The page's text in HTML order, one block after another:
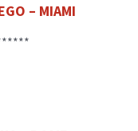
– MIAMI